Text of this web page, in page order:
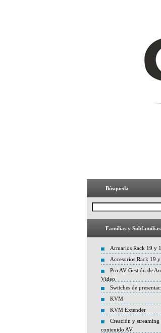
Búsqueda
Familias y Subfamilias
Armarios Rack 19 y
Accesorios Rack 19
Pro AV Gestión de
Vídeo
Switches de
KVM
KVM Extender
Creación y streaming
contenido AV